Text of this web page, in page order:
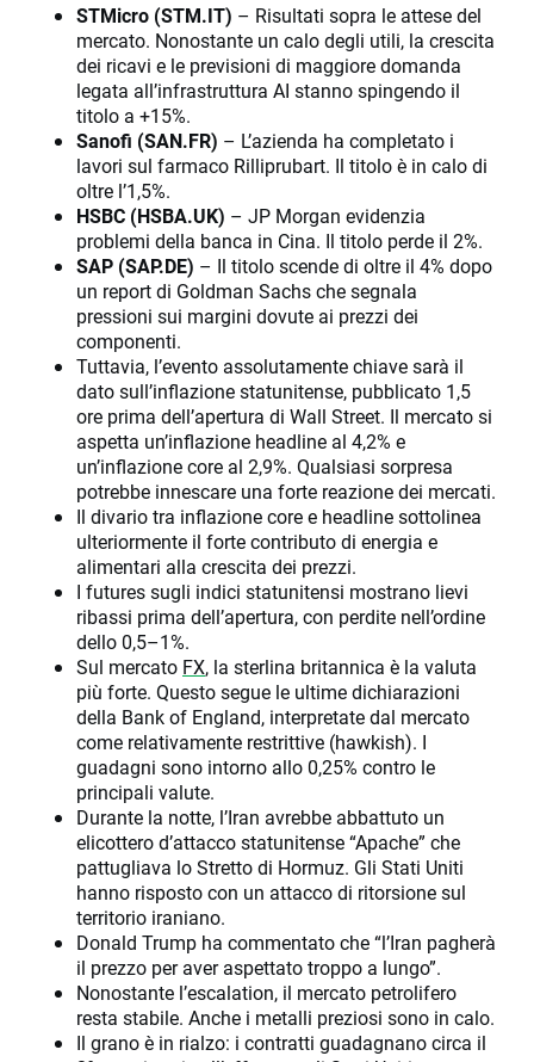
STMicro (STM.IT) – Risultati sopra le attese del
mercato. Nonostante un calo degli utili, la crescita
dei ricavi e le previsioni di maggiore domanda
legata all’infrastruttura AI stanno spingendo il
titolo a +15%.
Sanofi (SAN.FR) – L’azienda ha completato i
lavori sul farmaco Rilliprubart. Il titolo è in calo di
oltre l’1,5%.
HSBC (HSBA.UK) – JP Morgan evidenzia
problemi della banca in Cina. Il titolo perde il 2%.
SAP (SAP.DE) – Il titolo scende di oltre il 4% dopo
un report di Goldman Sachs che segnala
pressioni sui margini dovute ai prezzi dei
componenti.
Tuttavia, l’evento assolutamente chiave sarà il
dato sull’inflazione statunitense, pubblicato 1,5
ore prima dell’apertura di Wall Street. Il mercato si
aspetta un’inflazione headline al 4,2% e
un’inflazione core al 2,9%. Qualsiasi sorpresa
potrebbe innescare una forte reazione dei mercati.
Il divario tra inflazione core e headline sottolinea
ulteriormente il forte contributo di energia e
alimentari alla crescita dei prezzi.
I futures sugli indici statunitensi mostrano lievi
ribassi prima dell’apertura, con perdite nell’ordine
dello 0,5–1%.
Sul mercato FX, la sterlina britannica è la valuta
più forte. Questo segue le ultime dichiarazioni
della Bank of England, interpretate dal mercato
come relativamente restrittive (hawkish). I
guadagni sono intorno allo 0,25% contro le
principali valute.
Durante la notte, l’Iran avrebbe abbattuto un
elicottero d’attacco statunitense “Apache” che
pattugliava lo Stretto di Hormuz. Gli Stati Uniti
hanno risposto con un attacco di ritorsione sul
territorio iraniano.
Donald Trump ha commentato che “l’Iran pagherà
il prezzo per aver aspettato troppo a lungo”.
Nonostante l’escalation, il mercato petrolifero
resta stabile. Anche i metalli preziosi sono in calo.
Il grano è in rialzo: i contratti guadagnano circa il